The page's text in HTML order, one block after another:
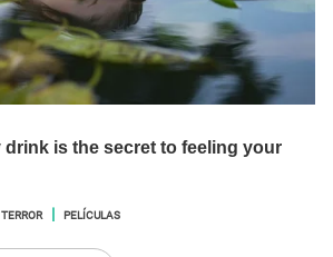
TERROR PELÍCULAS